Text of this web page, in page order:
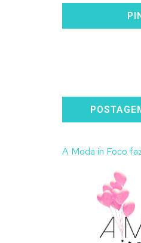
A Moda in Foco